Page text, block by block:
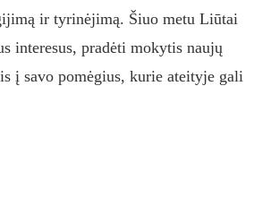
ir tyrinėjimą. Šiuo metu Liūtai
interesus, pradėti mokytis naujų
į savo pomėgius, kurie ateityje gali